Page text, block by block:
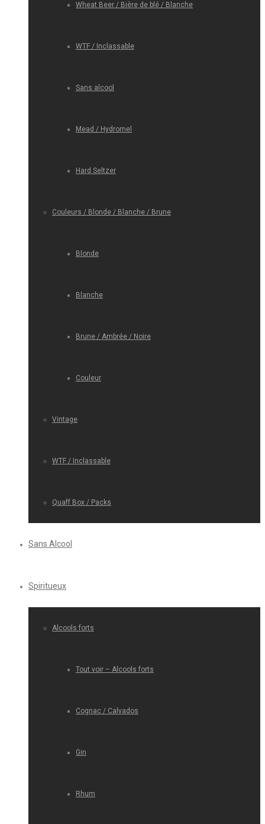
Wheat Beer / Bière de blé / Blanche
WTF / Inclassable
Sans alcool
Mead / Hydromel
Hard Seltzer
Couleurs / Blonde / Blanche / Brune
Blonde
Blanche
Brune / Ambrée / Noire
Couleur
Vintage
WTF / Inclassable
Quaff Box / Packs
Sans Alcool
Spiritueux
Alcools forts
Tout voir – Alcools forts
Cognac / Calvados
Gin
Rhum